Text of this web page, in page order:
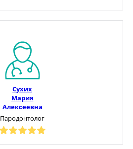
Сухих
Мария
Алексеевна
Пародонтолог